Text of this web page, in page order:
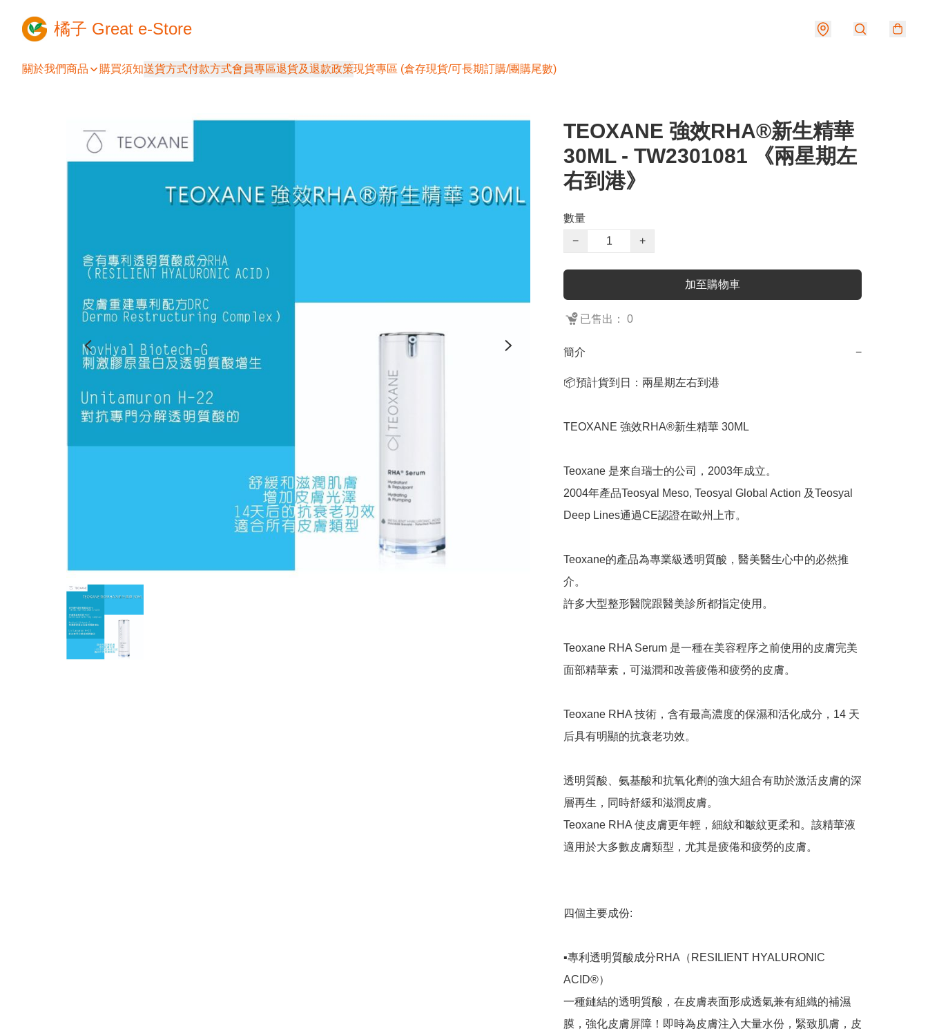
橘子 Great e-Store
關於我們商品 購買須知送貨方式付款方式會員專區退貨及退款政策現貨專區 (倉存現貨/可長期訂購/團購尾數)
TEOXANE 強效RHA®新生精華
30ML - TW2301081 《兩星期左
右到港》
數量
−
+
加至購物車
已售出： 0
簡介 −
📦預計貨到日：兩星期左右到港
TEOXANE 強效RHA®新生精華 30ML
Teoxane 是來自瑞士的公司，2003年成立。
2004年產品Teosyal Meso, Teosyal Global Action 及Teosyal
Deep Lines通過CE認證在歐州上市。
Teoxane的產品為專業級透明質酸，醫美醫生心中的必然推
介。
許多大型整形醫院跟醫美診所都指定使用。
Teoxane RHA Serum 是一種在美容程序之前使用的皮膚完美
面部精華素，可滋潤和改善疲倦和疲勞的皮膚。
Teoxane RHA 技術，含有最高濃度的保濕和活化成分，14 天
后具有明顯的抗衰老功效。
透明質酸、氨基酸和抗氧化劑的強大組合有助於激活皮膚的深
層再生，同時舒緩和滋潤皮膚。
Teoxane RHA 使皮膚更年輕，細紋和皺紋更柔和。該精華液
適用於大多數皮膚類型，尤其是疲倦和疲勞的皮膚。
四個主要成份:
▪️專利透明質酸成分RHA（RESILIENT HYALURONIC
ACID®）
一種鏈結的透明質酸，在皮膚表面形成透氣兼有組織的補濕
膜，強化皮膚屏障！即時為皮膚注入大量水份，緊致肌膚，皮